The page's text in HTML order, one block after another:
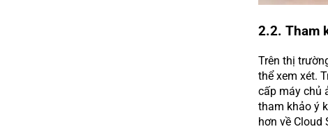
2.2. Tham
Trên thị
thể xem xét.
cấp máy chủ
tham khảo ý
hơn về Cloud